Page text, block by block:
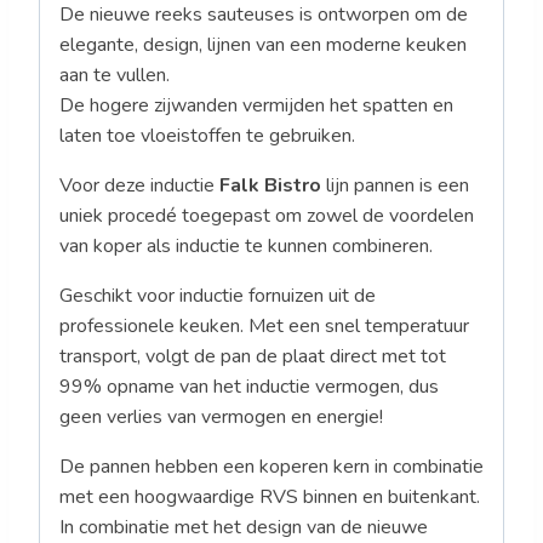
De nieuwe reeks sauteuses is ontworpen om de
elegante, design, lijnen van een moderne keuken
aan te vullen.
De hogere zijwanden vermijden het spatten en
laten toe vloeistoffen te gebruiken.
Voor deze inductie Falk Bistro lijn pannen is een
uniek procedé toegepast om zowel de voordelen
van koper als inductie te kunnen combineren.
Geschikt voor inductie fornuizen uit de
professionele keuken. Met een snel temperatuur
transport, volgt de pan de plaat direct met tot
99% opname van het inductie vermogen, dus
geen verlies van vermogen en energie!
De pannen hebben een koperen kern in combinatie
met een hoogwaardige RVS binnen en buitenkant.
In combinatie met het design van de nieuwe